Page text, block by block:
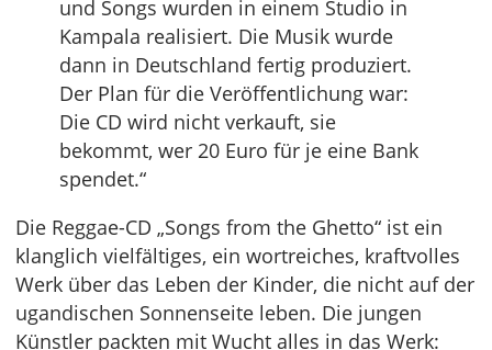
und Songs wurden in einem Studio in
Kampala realisiert. Die Musik wurde
dann in Deutschland fertig produziert.
Der Plan für die Veröffentlichung war:
Die CD wird nicht verkauft, sie
bekommt, wer 20 Euro für je eine Bank
spendet.“
Die Reggae-CD „Songs from the Ghetto“ ist ein
klanglich vielfältiges, ein wortreiches, kraftvolles
Werk über das Leben der Kinder, die nicht auf der
ugandischen Sonnenseite leben. Die jungen
Künstler packten mit Wucht alles in das Werk: